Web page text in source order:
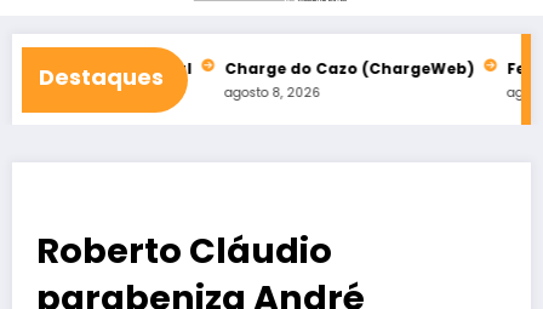
Destaques
Sobral Charge do Cazo (ChargeWeb)
agosto 8, 2026
Festival da Paz
Roberto Cláudio
parabeniza André